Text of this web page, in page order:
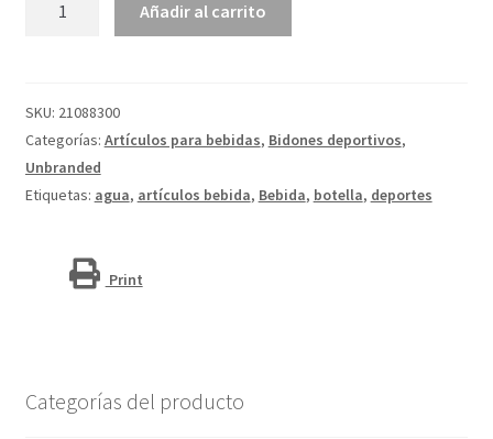
con
boquilla
de
500
Active®
Añadir al carrito
SKU: 21088300
Categorías: Artículos para bebidas, Bidones deportivos,
Unbranded
Etiquetas: agua, artículos bebida, Bebida, botella, deportes
Print
Categorías del producto